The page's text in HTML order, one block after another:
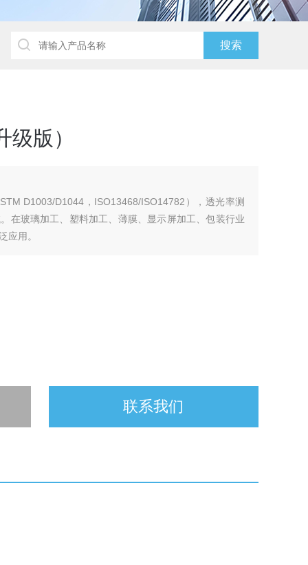
版）
D1003/D1044，ISO13468/ISO14782），透光率测
在玻璃加工、塑料加工、薄膜、显示屏加工、包装行业
应用。
联系我们